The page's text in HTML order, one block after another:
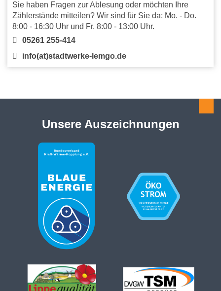
Sie haben Fragen zur Ablesung oder möchten Ihre
Zählerstände mitteilen? Wir sind für Sie da: Mo. - Do.
8:00 - 16:30 Uhr und Fr. 8:00 - 13:00 Uhr.
05261 255-414
info(at)stadtwerke-lemgo.de
Unsere Auszeichnungen